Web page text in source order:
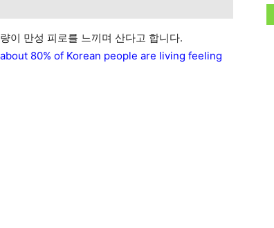
이 만성 피로를 느끼며 산다고 합니다.
80% of Korean people are living feeling